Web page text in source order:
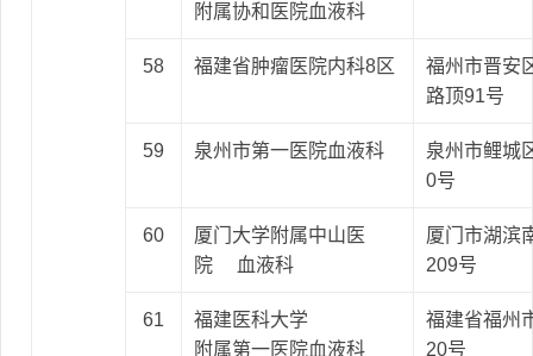
附属协和医院血液科
58 福建省肿瘤医院内科8区
福州市晋安
路顶91号
59 泉州市第一医院血液科
泉州市鲤城
0号
60
厦门大学附属中山医
院 血液科
厦门市湖滨
209号
61
福建医科大学
附属第一医院血液科
福建省福州
20号